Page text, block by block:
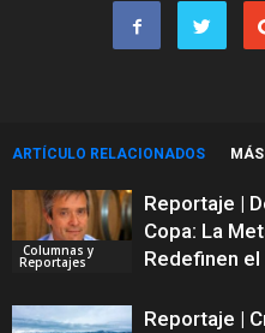
ARTÍCULO RELACIONADOS
Columnas y
Reportajes
Reportaje |
Copa: La
Redefinen
Reportaje |